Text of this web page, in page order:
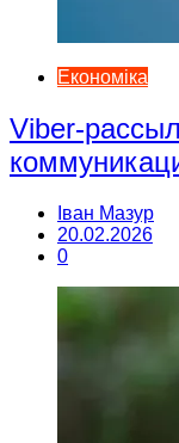
Економіка
Viber-
Іван Мазур
20.02.2026
0